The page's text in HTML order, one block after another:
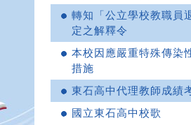
轉知「公立學校教職員
定之解釋令
本校因應嚴重特殊傳染
措施
東石高中代理教師成績
國立東石高中校歌